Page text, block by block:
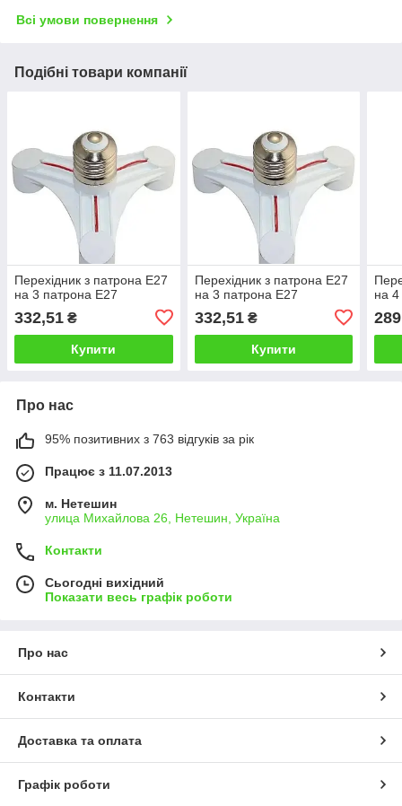
Всі умови повернення
Подібні товари компанії
Перехідник з патрона Е27
на 3 патрона Е27
332,51 ₴
Купити
Перехідник з патрона Е27
на 3 патрона Е27
332,51₴
Купити
на
289
Про нас
95% позитивних з 763 відгуків за рік
Працює з 11.07.2013
м. Нетешин
улица Михайлова 26, Нетешин, Україна
Контакти
Сьогодні вихідний
Показати весь графік роботи
Про нас
Контакти
Доставка та оплата
Графік роботи